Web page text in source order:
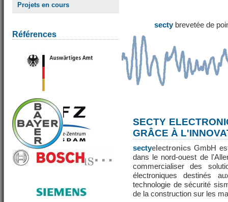
Projets en cours
Références
secty brevetée de
SECTY
GRÂCE À
sectyelectronics GmbH
dans le nord-ouest de
commercialiser des
électroniques destinés
technologie de sécurité
de la construction sur les